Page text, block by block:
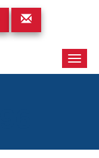
Toggle